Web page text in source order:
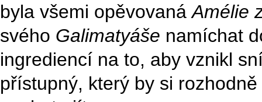
byla všemi opěvovanáAmélie
svého Galimatyáše namíchat
ingrediencí na to, aby vznikl
přístupný, který by si